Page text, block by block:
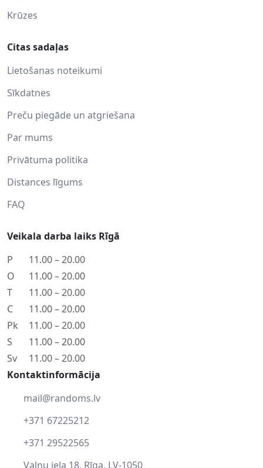
Krūzes
Citas sadaļas
Lietošanas noteikumi
Sīkdatnes
Preču piegāde un atgriešana
Par mums
Privātuma politika
Distances līgums
FAQ
Veikala darba laiks Rīgā
P
11.00 – 20.00
O
11.00 – 20.00
T
11.00 – 20.00
C
11.00 – 20.00
Pk
11.00 – 20.00
S
11.00 – 20.00
Sv
11.00 – 20.00
Kontaktinformācija
mail@randoms.lv
+371 67225212
+371 29522565
Vaļņu iela 18, Rīga, LV-1050